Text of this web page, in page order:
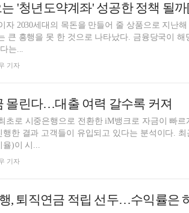
자 2030세대의 목돈을 만들어 줄 상품으로 지난
큰 흥행을 못 한 것으로 나타났다. 금융당국이 해
는...
기자
몰린다…대출 여력 갈수록 커져
초로 시중은행으로 전환한 iM뱅크로 자금이 빠르
행한 결과 고객들이 유입되고 있다는 분석이다.
율)이 시...
기자
퇴직연금 적립 선두…수익률은 하나·KB국민은